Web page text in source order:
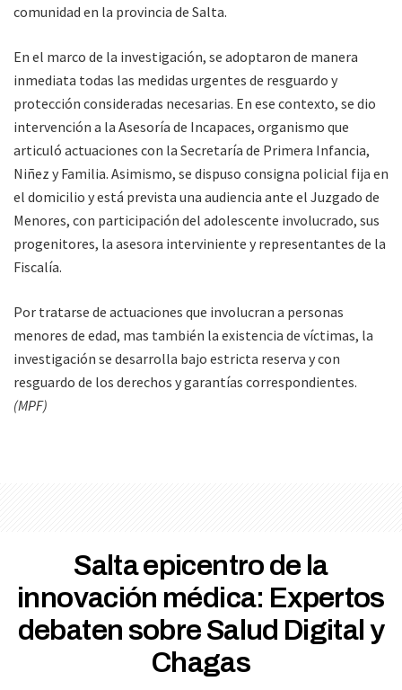
comunidad en la provincia de Salta.
En el marco de la investigación, se adoptaron de manera
inmediata todas las medidas urgentes de resguardo y
protección consideradas necesarias. En ese contexto, se dio
intervención a la Asesoría de Incapaces, organismo que
articuló actuaciones con la Secretaría de Primera Infancia,
Niñez y Familia. Asimismo, se dispuso consigna policial fija en
el domicilio y está prevista una audiencia ante el Juzgado de
Menores, con participación del adolescente involucrado, sus
progenitores, la asesora interviniente y representantes de la
Fiscalía.
Por tratarse de actuaciones que involucran a personas
menores de edad, mas también la existencia de víctimas, la
investigación se desarrolla bajo estricta reserva y con
resguardo de los derechos y garantías correspondientes.
(MPF)
Salta epicentro de la
innovación médica: Expertos
debaten sobre Salud Digital y
Chagas